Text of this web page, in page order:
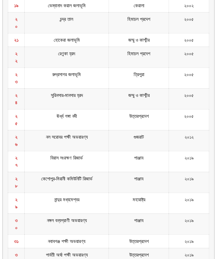
১৯ ভেম্বানাদ কয়াল জলাভূমি কেরালা ২০০২
২
০
চন্দ্র তাল হিমাচল প্রদেশ ২০০৫
২১ হোকেরা জলাভূমি জম্মু ও কাশ্মীর ২০০৫
২
২
রেণুকা হ্রদ হিমাচল প্রদেশ ২০০৫
২
৩
রুদ্রসাগর জলাভূমি ত্রিপুরা ২০০৫
২
৪
সুরিনসার-মানসার হ্রদ জম্মু ও কাশ্মীর ২০০৫
২
৫
ঊর্ধ্ব গঙ্গা নদী উত্তরপ্রদেশ ২০০৫
২
৬
নল সরোবর পক্ষী অভয়ারণ্য গুজরাট ২০১২
২
৭
বিয়াস সংরক্ষণ রিজার্ভ পাঞ্জাব ২০১৯
২
৮
কেশোপুর-মিয়ানী কমিউনিটি রিজার্ভ পাঞ্জাব ২০১৯
২
৯
নান্দুর মধ্যমেশ্বর মহারাষ্ট্র ২০১৯
৩
০
নঙ্গল বন্যপ্রাণী অভয়ারণ্য পাঞ্জাব ২০১৯
৩১ নবাবগঞ্জ পক্ষী অভয়ারণ্য উত্তরপ্রদেশ ২০১৯
৩
পার্বতী অর্ঘা পক্ষী অভয়ারণ্য উত্তরপ্রদেশ ২০১৯